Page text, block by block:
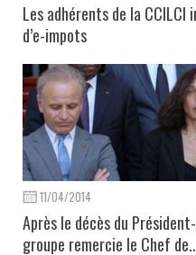
Les adhérents de la
d’e-impots
11/04/2014
Après le décès du
groupe remercie le Chef